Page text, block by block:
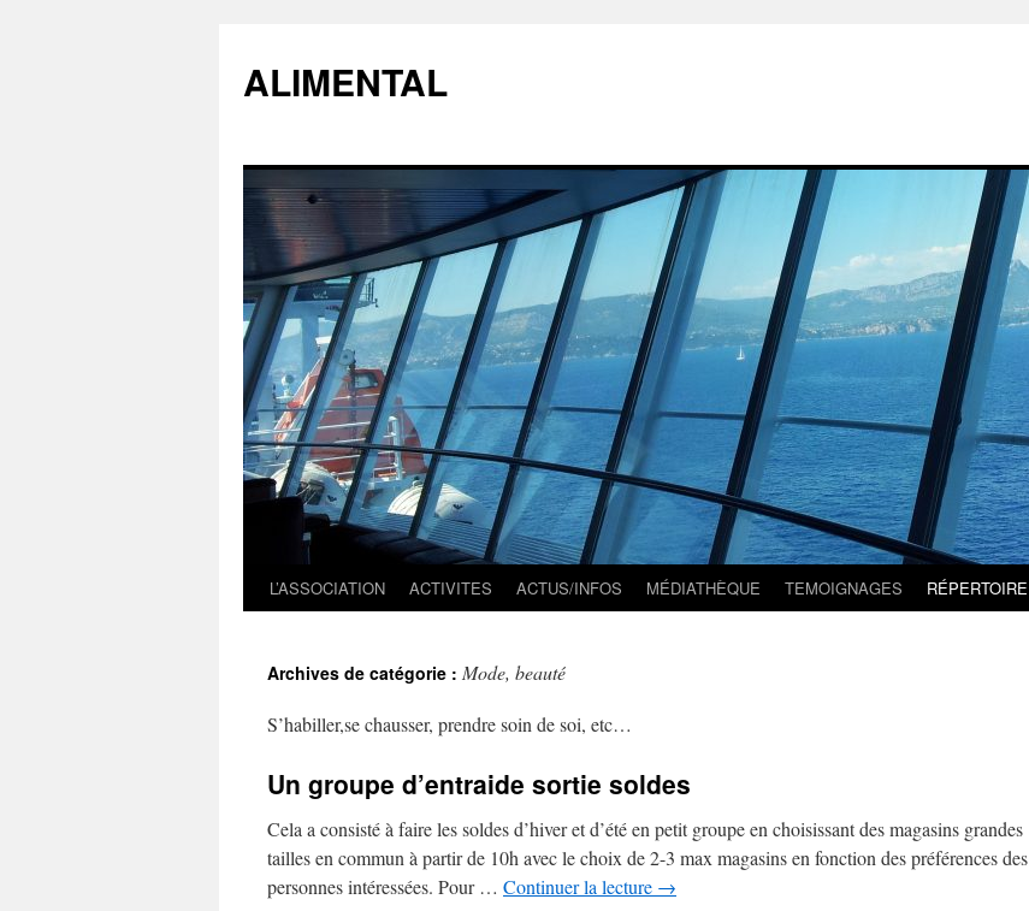
ALIMENTAL
L’ASSOCIATION ACTIVITES ACTUS/INFOS MÉDIATHÈQUE TEMOIGNAGES RÉPERTOIRE
Archives de catégorie : Mode, beauté
S’habiller,se chausser, prendre soin de soi, etc…
Un groupe d’entraide sortie soldes
Cela a consisté à faire les soldes d’hiver et d’été en petit groupe en choisissant des magasins grandes
tailles en commun à partir de 10h avec le choix de 2-3 max magasins en fonction des préférences des
personnes intéressées. Pour … Continuer la lecture →